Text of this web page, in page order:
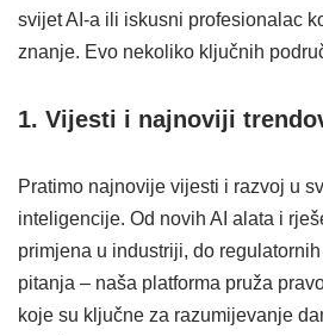
svijet AI-a ili iskusni profesionalac
znanje. Evo nekoliko ključnih
1. Vijesti i najnoviji
Pratimo najnovije vijesti i razvoj u
inteligencije. Od novih AI alata i
primjena u industriji, do
pitanja – naša platforma pruža
koje su ključne za razumijevanje